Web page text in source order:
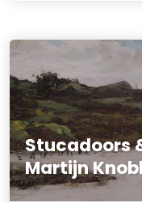
Stucadoors
Martijn